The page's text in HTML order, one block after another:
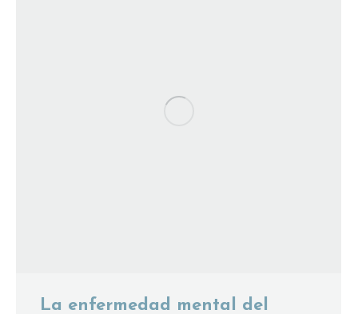
La enfermedad mental del